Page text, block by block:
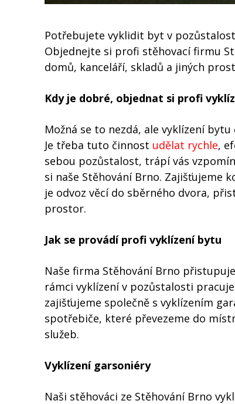
Potřebujete vyklidit byt v
Objednejte si profi stěhovací firmu
domů, kanceláří, skladů a jiných
Kdy je dobré, objednat si profi
Možná se to nezdá, ale vyklízení
Je třeba tuto činnost udělat rychle,
sebou pozůstalost, trápí vás
si naše Stěhování Brno. Zajišťujeme
je odvoz věcí do sběrného dvora,
prostor.
Jak se provádí profi vyklízení bytu
Naše firma Stěhování Brno
rámci vyklízení v pozůstalosti
zajišťujeme společně s vyklízením
spotřebiče, které převezeme do
služeb.
Vyklízení garsoniéry
Naši stěhováci ze Stěhování Brno